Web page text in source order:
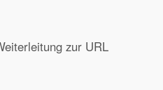
zur URL